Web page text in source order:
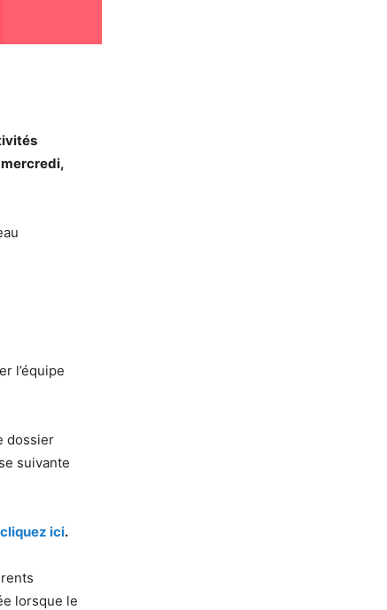
mercredi,
l’équipe
dossier
suivante
cliquez ici.
lorsque le